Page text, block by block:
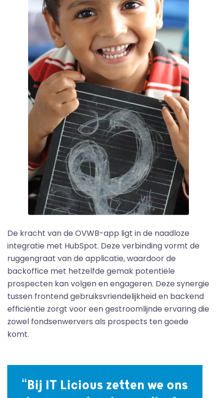
De kracht van de OVWB-app ligt in de naadloze
integratie met HubSpot. Deze verbinding vormt de
ruggengraat van de applicatie, waardoor de
backoffice met hetzelfde gemak potentiële
prospecten kan volgen en engageren. Deze synergie
tussen frontend gebruiksvriendelijkheid en backend
efficiëntie zorgt voor een gestroomlijnde ervaring die
zowel fondsenwervers als prospects ten goede
komt.
“Bij IT Licious zetten we ons